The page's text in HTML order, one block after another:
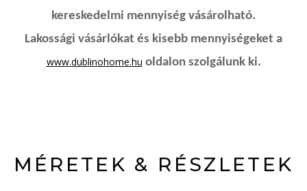
kereskedelmi mennyiség vásárolható.
Lakossági vásárlókat és kisebb mennyiségeket a
www.dublinohome.hu oldalon szolgálunk ki.
MÉRETEK & RÉSZLETEK